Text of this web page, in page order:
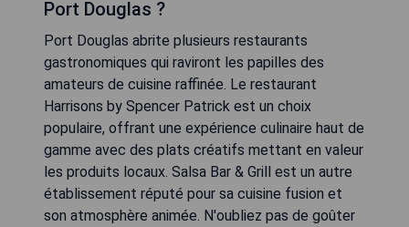
Port Douglas ?
Port Douglas abrite plusieurs restaurants
gastronomiques qui raviront les papilles des
amateurs de cuisine raffinée. Le restaurant
Harrisons by Spencer Patrick est un choix
populaire, offrant une expérience culinaire haut de
gamme avec des plats créatifs mettant en valeur
les produits locaux. Salsa Bar & Grill est un autre
établissement réputé pour sa cuisine fusion et
son atmosphère animée. N'oubliez pas de goûter